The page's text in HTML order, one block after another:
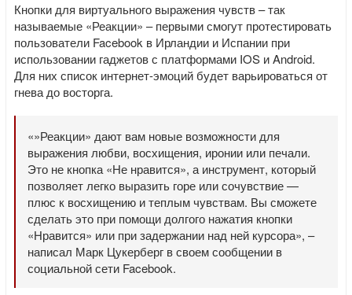
Кнопки для виртуального выражения чувств – так
называемые «Реакции» – первыми смогут протестировать
пользователи Facebook в Ирландии и Испании при
использовании гаджетов с платформами IOS и Android.
Для них список интернет-эмоций будет варьироваться от
гнева до восторга.
«»Реакции» дают вам новые возможности для
выражения любви, восхищения, иронии или печали.
Это не кнопка «Не нравится», а инструмент, который
позволяет легко выразить горе или сочувствие —
плюс к восхищению и теплым чувствам. Вы сможете
сделать это при помощи долгого нажатия кнопки
«Нравится» или при задержании над ней курсора», –
написал Марк Цукерберг в своем сообщении в
социальной сети Facebook.